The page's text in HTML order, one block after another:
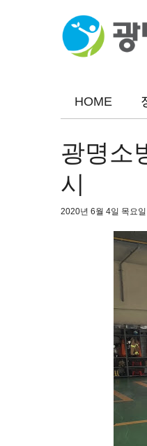
HOME
광명소
시
2020년 6월 4일 목요일